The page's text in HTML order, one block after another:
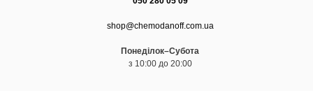
shop@chemodanoff.com.ua
Понеділок–Субота
з 10:00 до 20:00